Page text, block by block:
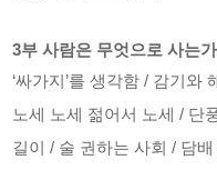
3부 사람은 무엇으로 사는가
‘싸가지’를 생각함 / 감기와
노세 노세 젊어서 노세 / 단
길이 / 술 권하는 사회 / 담